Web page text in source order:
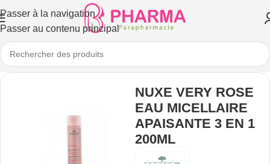
Passer à la navigation
Passer au contenu principal
NUXE VERY ROSE
EAU MICELLAIRE
APAISANTE 3 EN 1
200ML